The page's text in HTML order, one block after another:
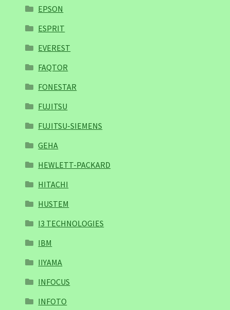
EPSON
ESPRIT
EVEREST
FAQTOR
FONESTAR
FUJITSU
FUJITSU-SIEMENS
GEHA
HEWLETT-PACKARD
HITACHI
HUSTEM
I3 TECHNOLOGIES
IBM
IIYAMA
INFOCUS
INFOTO